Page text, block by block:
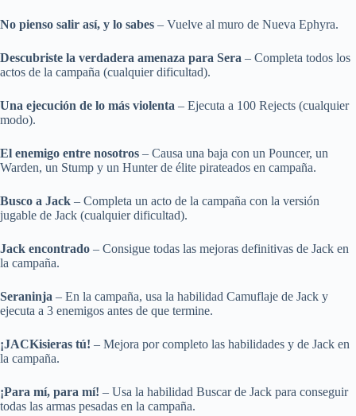
No pienso salir así, y lo sabes – Vuelve al muro de Nueva Ephyra.
Descubriste la verdadera amenaza para Sera – Completa todos los
actos de la campaña (cualquier dificultad).
Una ejecución de lo más violenta – Ejecuta a 100 Rejects (cualquier
modo).
El enemigo entre nosotros – Causa una baja con un Pouncer, un
Warden, un Stump y un Hunter de élite pirateados en campaña.
Busco a Jack – Completa un acto de la campaña con la versión
jugable de Jack (cualquier dificultad).
Jack encontrado – Consigue todas las mejoras definitivas de Jack en
la campaña.
Seraninja – En la campaña, usa la habilidad Camuflaje de Jack y
ejecuta a 3 enemigos antes de que termine.
¡JACKisieras tú! – Mejora por completo las habilidades y de Jack en
la campaña.
¡Para mí, para mí! – Usa la habilidad Buscar de Jack para conseguir
todas las armas pesadas en la campaña.